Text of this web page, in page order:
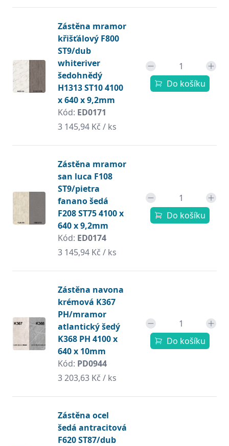
Zástěna mramor
křišťálový F800
ST9/dub
whiteriver
šedohnědý
H1313 ST10 4100
x 640 x 9,2mm
Kód: ED0171
3 145,94 Kč / ks
Do košíku
Zástěna mramor
san luca F108
ST9/pietra
fanano šedá
F208 ST75 4100 x
640 x 9,2mm
Kód: ED0174
3 145,94 Kč / ks
Do košíku
Zástěna navona
krémová K367
PH/mramor
atlantický šedý
K368 PH 4100 x
640 x 10mm
Kód: PD0944
3 203,63 Kč / ks
Do košíku
Zástěna ocel
šedá antracitová
F620 ST87/dub